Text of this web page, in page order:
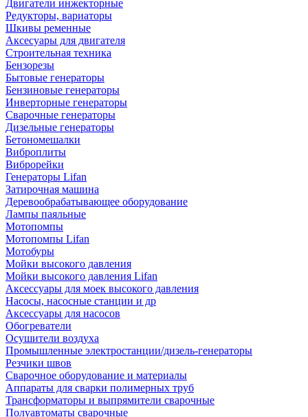
Двигатели инжекторные
Редукторы, вариаторы
Шкивы ременные
Аксесуары для двигателя
Строительная техника
Бензорезы
Бытовые генераторы
Бензиновые генераторы
Инверторные генераторы
Сварочные генераторы
Дизельные генераторы
Бетономешалки
Виброплиты
Виброрейки
Генераторы Lifan
Затирочная машина
Деревообрабатывающее оборудование
Лампы паяльные
Мотопомпы
Мотопомпы Lifan
Мотобуры
Мойки высокого давления
Мойки высокого давления Lifan
Аксессуары для моек высокого давления
Насосы, насосные станции и др
Аксессуары для насосов
Обогреватели
Осушители воздуха
Промышленные электростанции/дизель-генераторы
Резчики швов
Сварочное оборудование и материалы
Аппараты для сварки полимерных труб
Трансформаторы и выпрямители сварочные
Полуавтоматы сварочные